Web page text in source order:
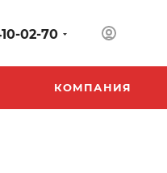
02-70
КОМПАНИЯ